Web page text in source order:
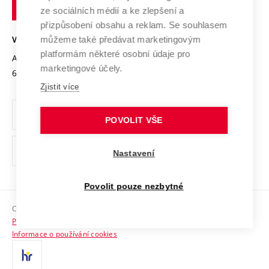
Open Science
Projekty
Projekty ze strukturálních fondů
Specifický výzkum
Mezinárodní dohody
Univerzitní sítě
Podnikavá univerzita / ContriBUTe
Bezpečná univerzita
Vyznamenání
Organizační struktura
Ochrana osobních údajů
odkaz)
Sociální bezpečí
HR Award
Kontakty
technické
VYSOKÉ UČENÍ TECHNICKÉ V BRNĚ
Antonínská 548/1
602 00 Brno
www.vut.cz
vut@vutbr.cz
Copyright © 2026 VUT
Prohlášení o přístupnosti
Informace o používání cookies
ze sociálních médií a ke zlepšení a
přizpůsobení obsahu a reklam. Se souhlasem
můžeme také předávat marketingovým
platformám některé osobní údaje pro
marketingové účely.
Zjistit více
POVOLIT VŠE
Nastavení
Povolit pouze nezbytné